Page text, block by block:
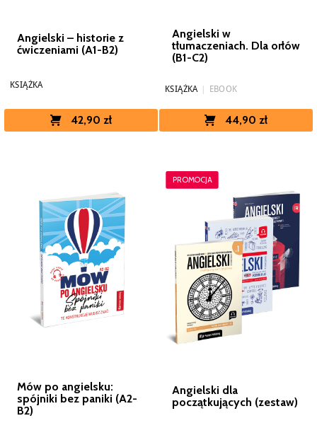
Angielski – historie z
ćwiczeniami (A1-B2)
KSIĄŻKA
42,90 zł
Angielski w
tłumaczeniach. Dla orłów
(B1-C2)
KSIĄŻKA EBOOK
44,90 zł
Mów po angielsku:
spójniki bez paniki (A2-
B2)
PROMOCJA
Angielski dla
początkujących (zestaw)